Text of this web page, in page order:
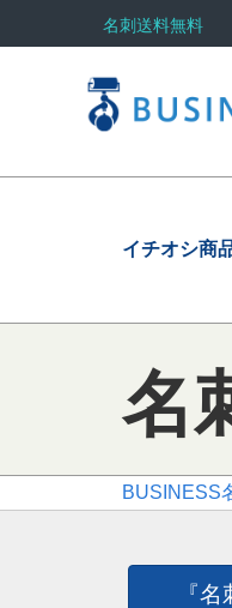
名刺送料無料
イチオシ商
名
BUSINESS
『